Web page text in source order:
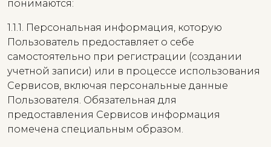
понимаются:
1.1.1. Персональная информация, которую
Пользователь предоставляет о себе
самостоятельно при регистрации (создании
учетной записи) или в процессе использования
Сервисов, включая персональные данные
Пользователя. Обязательная для
предоставления Сервисов информация
помечена специальным образом.